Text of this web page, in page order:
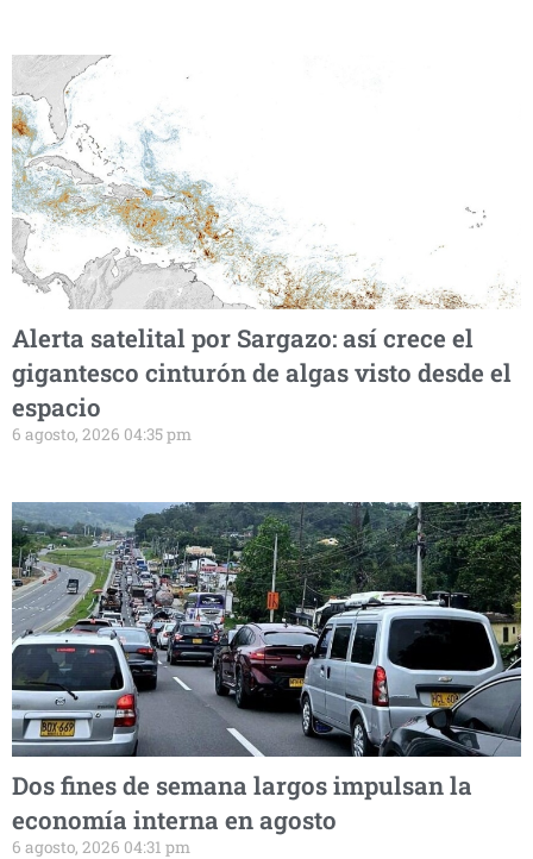
Alerta satelital por Sargazo: así crece el
gigantesco cinturón de algas visto desde el
espacio
6 agosto, 2026 04:35 pm
Dos fines de semana largos impulsan la
economía interna en agosto
6 agosto, 2026 04:31 pm